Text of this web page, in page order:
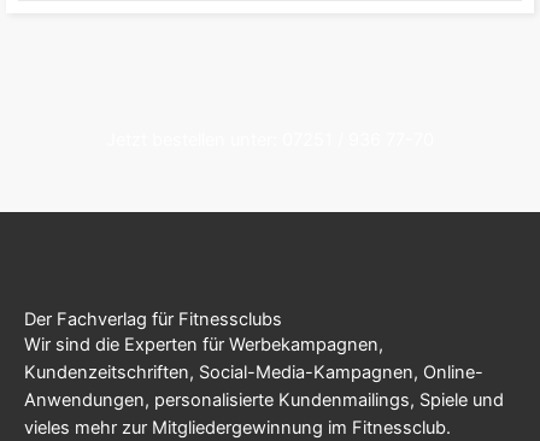
Der Fachverlag für Fitnessclubs
Wir sind die Experten für Werbekampagnen,
Kundenzeitschriften, Social-Media-Kampagnen, Online-
Anwendungen, personalisierte Kundenmailings, Spiele und
vieles mehr zur Mitgliedergewinnung im Fitnessclub.